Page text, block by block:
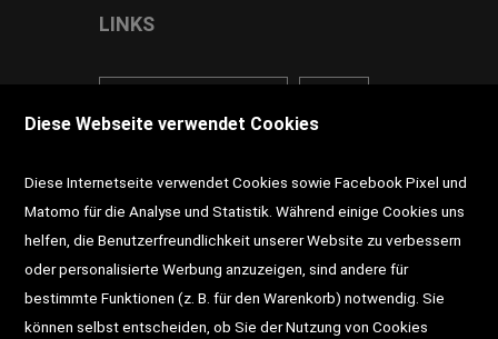
LINKS
Newsletter Schultaschen
Diese Webseite verwendet Cookies
Diese Internetseite verwendet Cookies sowie Facebook Pixel und
Matomo für die Analyse und Statistik. Während einige Cookies uns
helfen, die Benutzerfreundlichkeit unserer Website zu verbessern
oder personalisierte Werbung anzuzeigen, sind andere für
bestimmte Funktionen (z. B. für den Warenkorb) notwendig. Sie
können selbst entscheiden, ob Sie der Nutzung von Cookies